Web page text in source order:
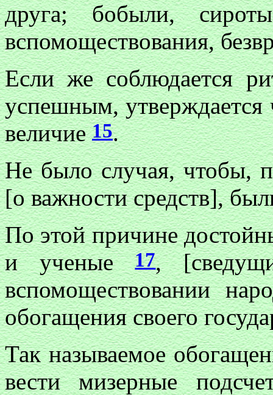
друга; бобыли,
вспомоществования,
Если же соблюдается
успешным,
величие15.
Не было случая, чтобы,
[о важности средств],
По этой причине
и ученые17,
вспомоществовании
обогащения своего
Так называемое
вести мизерные